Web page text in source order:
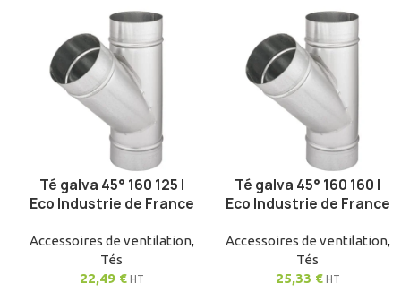
AJOUTER AU PANIER
Té galva 45° 160 125 |
Eco Industrie de France
Accessoires de ventilation,
Tés
22,49 € HT
AJOUTER AU PANIER
Té galva 45° 160 160 |
Eco Industrie de France
Accessoires de ventilation,
Tés
25,33 € HT